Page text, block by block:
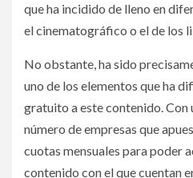
que ha incidido de lleno en
el cinematográfico o el de los
No obstante, ha sido
uno de los elementos que ha
gratuito a este contenido. Con
número de empresas que
cuotas mensuales para poder
contenido con el que cuentan